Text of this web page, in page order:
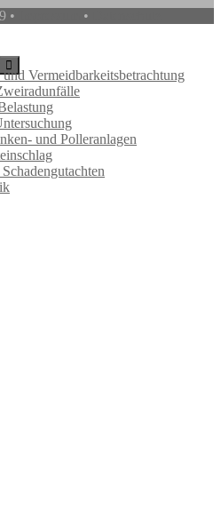
Vermeidbarkeitsbetrachtung
und Polleranlagen
• •